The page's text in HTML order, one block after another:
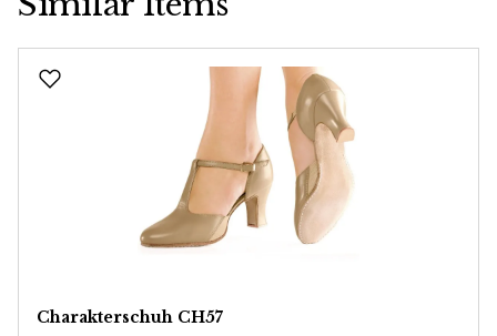
Charakterschuh CH57